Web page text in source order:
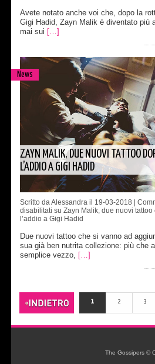
Avete notato anche voi che, dopo la
Gigi Hadid, Zayn Malik è diventato più
mai sui […]
News
ZAYN MALIK, DUE NUOVI TATTOO
L’ADDIO A GIGI HADID
Scritto da Alessandra il 19-03-2018 |
disabilitati su Zayn Malik, due nuovi tattoo
l’addio a Gigi Hadid
Due nuovi tattoo che si vanno ad
sua già ben nutrita collezione: più che
semplice vezzo, […]
1 2 3
The Gossipers ©